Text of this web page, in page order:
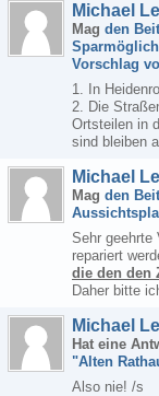
Michael
Mag den
Vorschlag
1. In
2. Die
Ortsteilen in
sind bleiben
Michael
Mag den
Sehr geehrte
repariert
die den den
Daher bitte
Michael
Hat eine
"Alten
Also nie! /s